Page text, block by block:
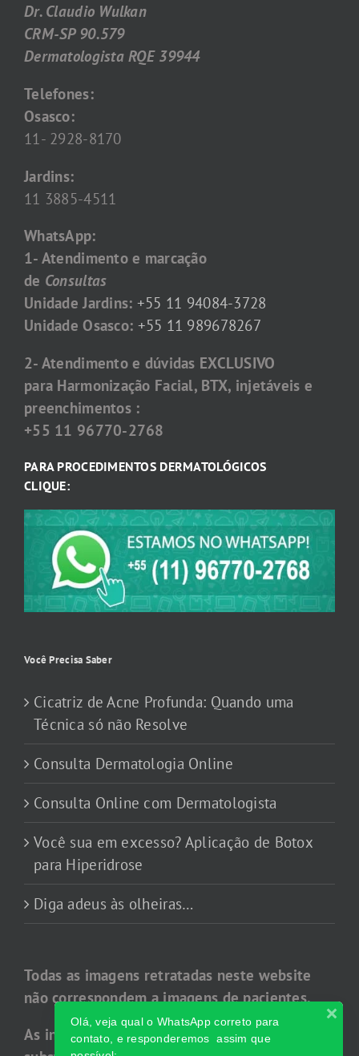
Dr. Claudio Wulkan
CRM-SP 90.579
Dermatologista RQE 39944
Telefones:
Osasco:
11- 2928-8170
Jardins:
11 3885-4511
WhatsApp:
1- Atendimento e marcação
de Consultas
Unidade Jardins: +55 11 94084-3728
Unidade Osasco: +55 11 989678267
2- Atendimento e dúvidas EXCLUSIVO
para Harmonização Facial, BTX, injetáveis e
preenchimentos :
+55 11 96770-2768
PARA PROCEDIMENTOS DERMATOLÓGICOS
CLIQUE:
Você Precisa Saber
Cicatriz de Acne Profunda: Quando uma
Técnica só não Resolve
Consulta Dermatologia Online
Consulta Online com Dermatologista
Você sua em excesso? Aplicação de Botox
para Hiperidrose
Diga adeus às olheiras…
Todas as imagens retratadas neste website
não correspondem a imagens de pacientes.
As informações veiculadas neste website não
Olá, veja qual o WhatsApp correto para
contato, e responderemos assim que